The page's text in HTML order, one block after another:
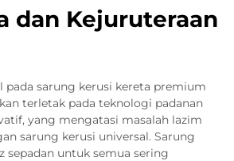
dan Kejuruteraan
sarung kerusi kereta premium
terletak pada teknologi padanan
yang mengatasi masalah lazim
sarung kerusi universal. Sarung
sepadan untuk semua sering